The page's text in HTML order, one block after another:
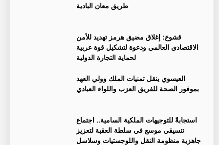
طريق معان البادية
قشوع: إغلاق مضيق هرمز تهديد للأمن
الاقتصادي العالمي ودعوة لتشكيل قوة عربية
لحماية التجارة الدولية
العيسوي ينقل تمنيات الملك وولي العهد
بموفور الصحة للفريق العزب واللواء العبادي
استجابةً للتوجيهات الملكية السامية.. اجتماع
تنسيقي موسع في سلطة العقبة لتعزيز
جاهزية منظومة النقل واللوجستيات وسلاسل